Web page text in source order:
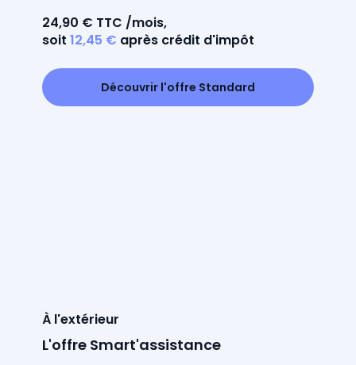
24,90 € TTC /mois,
soit 12,45 € après crédit d'impôt
Découvrir l'offre Standard
À l'extérieur
L'offre Smart'assistance